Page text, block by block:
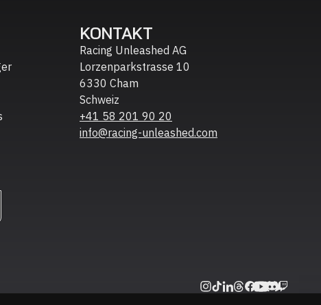
KONTAKT
Racing Unleashed AG
Lorzenparkstrasse 10
6330 Cham
Schweiz
+41 58 201 90 20
info@racing-unleashed.com